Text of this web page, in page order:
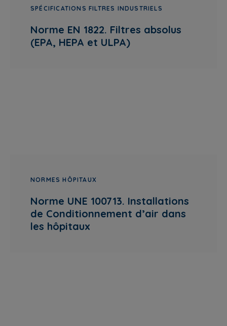
SPÉCIFICATIONS FILTRES INDUSTRIELS
Norme EN 1822. Filtres absolus
(EPA, HEPA et ULPA)
NORMES HÔPITAUX
Norme UNE 100713. Installations
de Conditionnement d’air dans
les hôpitaux